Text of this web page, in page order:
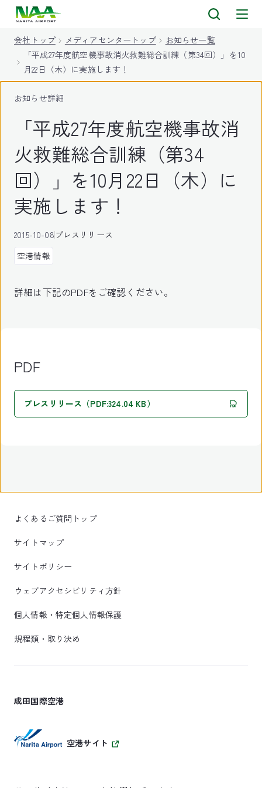
会社トップ メディアセンタートップ
お知らせ一覧
「平成27年度航空機事故消火救難総合訓練（第34回）」を10
月22日（木）に実施します！
お知らせ詳細
「平成27年度航空機事故消
火救難総合訓練（第34
回）」を10月22日（木）に
実施します！
2015-10-08プレスリリース
空港情報
詳細は下記のPDFをご確認ください。
PDF
プレスリリース（PDF:324.04 KB）
よくあるご質問トップ
サイトマップ
サイトポリシー
ウェブアクセシビリティ方針
個人情報・特定個人情報保護
規程類・取り決め
成田国際空港
空港サイト